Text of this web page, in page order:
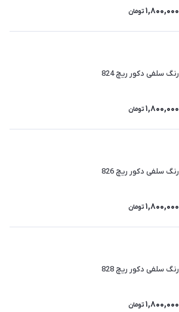
1,800,000 تومان
رنگ سلفی دکور ریچ 824
1,800,000 تومان
رنگ سلفی دکور ریچ 826
1,800,000 تومان
رنگ سلفی دکور ریچ 828
1,800,000 تومان